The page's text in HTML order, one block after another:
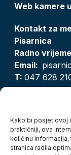
Kako bi posjet ovoj
praktičniji, ova
količinu
stranica radila
Web kamere
Kontakt za
Pisarnica
Radno vrijeme
Email:
T: 047 628
Zaštita
Pristup
Kolačići
Izjava o